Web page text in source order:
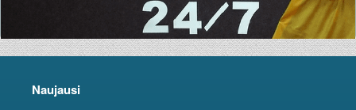
Naujausi